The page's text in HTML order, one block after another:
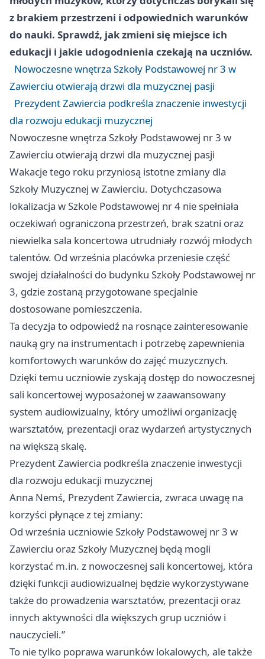
z brakiem przestrzeni i odpowiednich warunków
do nauki. Sprawdź, jak zmieni się miejsce ich
edukacji i jakie udogodnienia czekają na uczniów.
Nowoczesne wnętrza Szkoły Podstawowej nr 3 w
Zawierciu otwierają drzwi dla muzycznej pasji
Prezydent Zawiercia podkreśla znaczenie inwestycji
dla rozwoju edukacji muzycznej
Nowoczesne wnętrza Szkoły Podstawowej nr 3 w
Zawierciu otwierają drzwi dla muzycznej pasji
Wakacje tego roku przyniosą istotne zmiany dla
Szkoły Muzycznej w Zawierciu. Dotychczasowa
lokalizacja w Szkole Podstawowej nr 4 nie spełniała
oczekiwań ograniczona przestrzeń, brak szatni oraz
niewielka sala koncertowa utrudniały rozwój młodych
talentów. Od września placówka przeniesie część
swojej działalności do budynku Szkoły Podstawowej nr
3, gdzie zostaną przygotowane specjalnie
dostosowane pomieszczenia.
Ta decyzja to odpowiedź na rosnące zainteresowanie
nauką gry na instrumentach i potrzebę zapewnienia
komfortowych warunków do zajęć muzycznych.
Dzięki temu uczniowie zyskają dostęp do nowoczesnej
sali koncertowej wyposażonej w zaawansowany
system audiowizualny, który umożliwi organizację
warsztatów, prezentacji oraz wydarzeń artystycznych
na większą skalę.
Prezydent Zawiercia podkreśla znaczenie inwestycji
dla rozwoju edukacji muzycznej
Anna Nemś, Prezydent Zawiercia, zwraca uwagę na
korzyści płynące z tej zmiany:
Od września uczniowie Szkoły Podstawowej nr 3 w
Zawierciu oraz Szkoły Muzycznej będą mogli
korzystać m.in. z nowoczesnej sali koncertowej, która
dzięki funkcji audiowizualnej będzie wykorzystywane
także do prowadzenia warsztatów, prezentacji oraz
innych aktywności dla większych grup uczniów i
nauczycieli.”
To nie tylko poprawa warunków lokalowych, ale także